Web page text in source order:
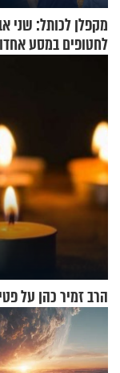
מקפלן לכותל: שני
לחטופים במסע
הרב זמיר כהן על